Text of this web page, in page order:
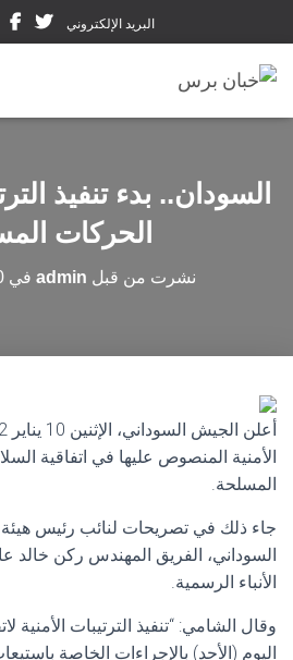
البريد الإلكتروني
السودان.. بدء تنفيذ
الحركات
نشرت من قبل admin في
الأمنية المنصوص عليها في اتفاقية
المسلحة.
جاء ذلك في تصريحات لنائب رئيس هيئة
السوداني، الفريق المهندس ركن خالد
الأنباء الرسمية.
وقال الشامي: “تنفيذ الترتيبات الأمنية
اليوم (الأحد) بالإجراءات الخاصة